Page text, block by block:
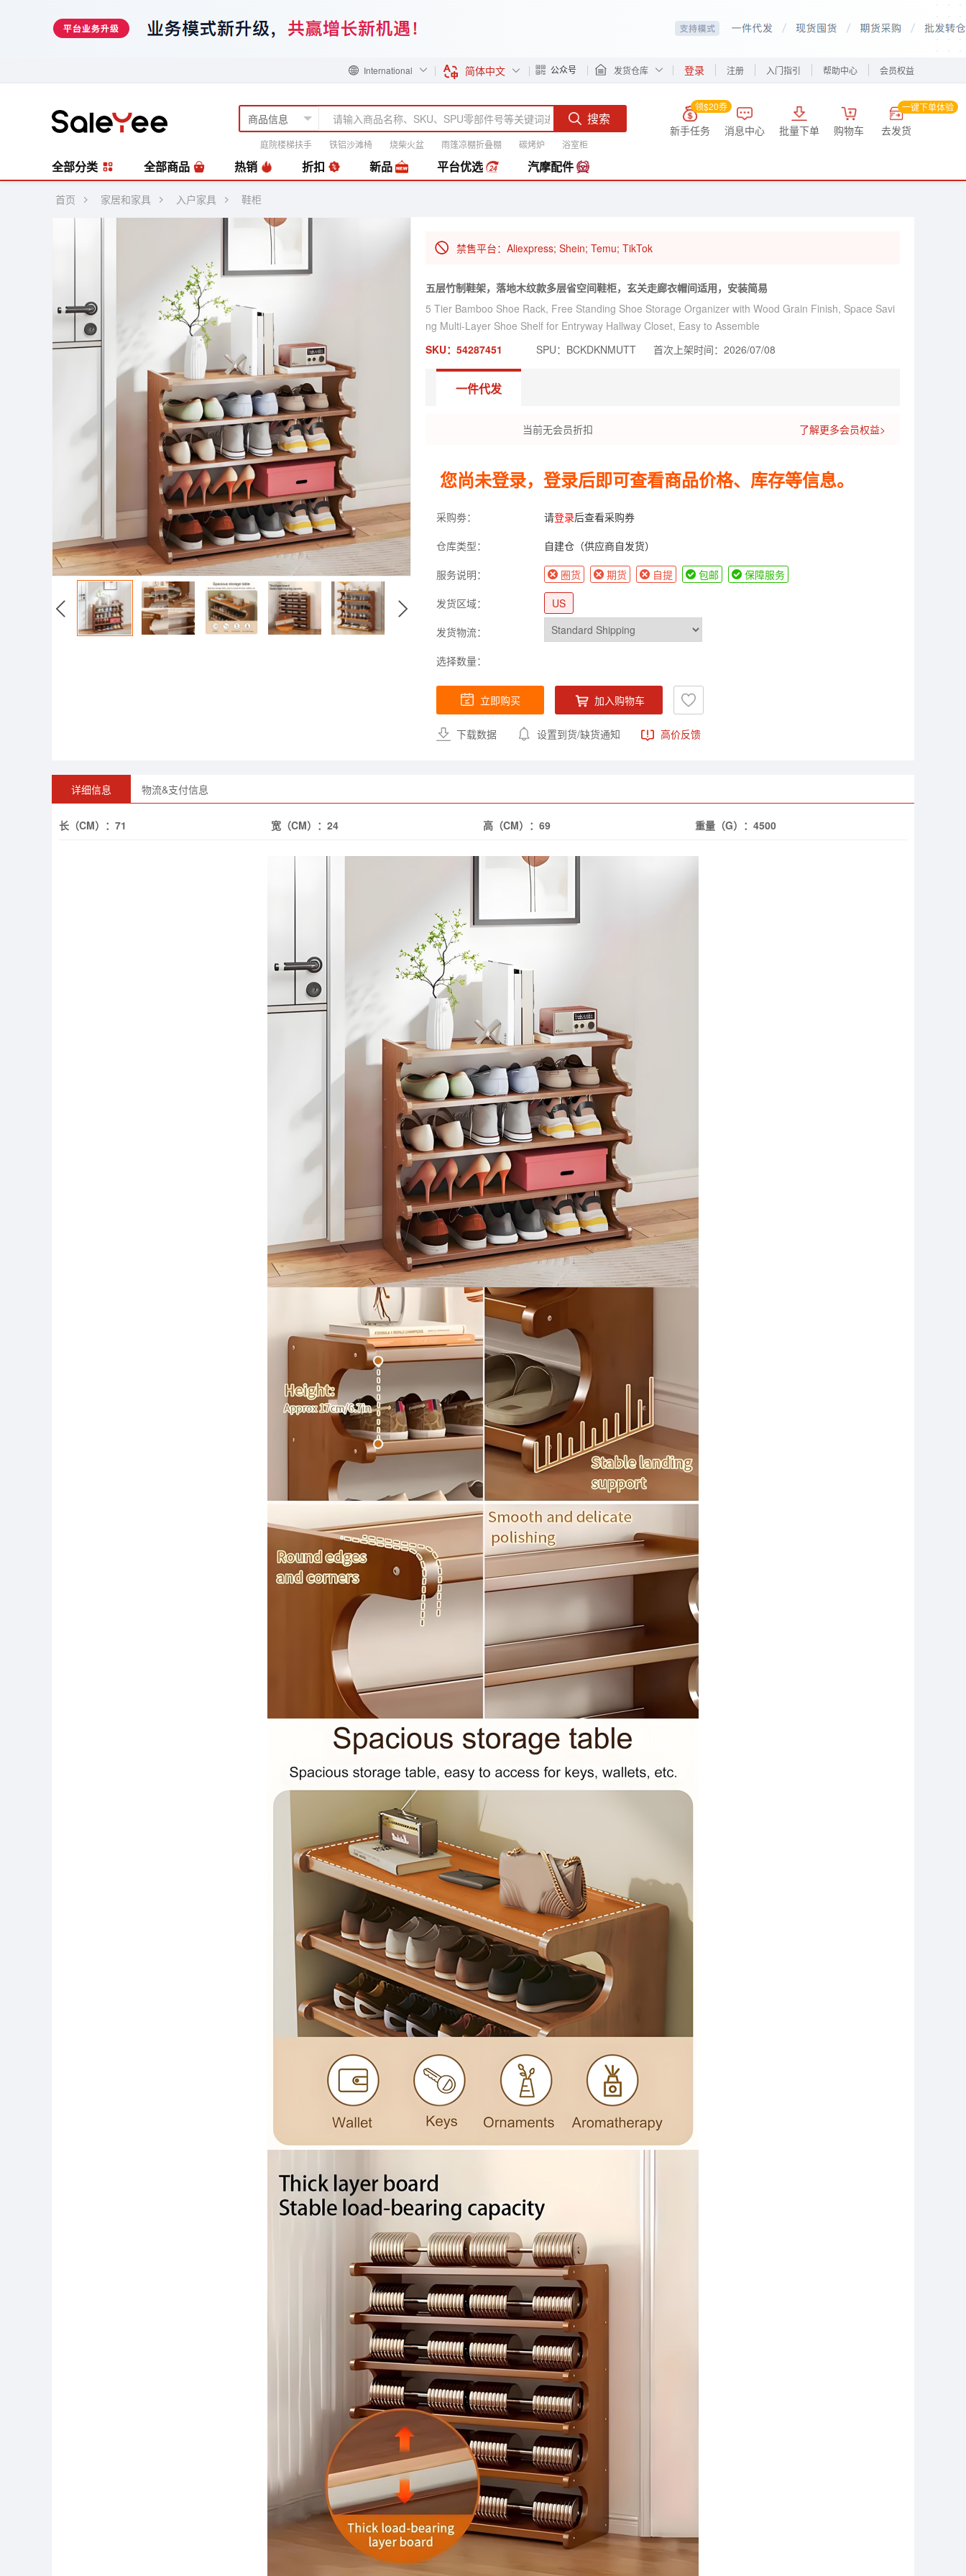
International 简体中文 公众号 发货仓库 登录 注册 入门指引 帮助中心 会员权益
搜索
庭院楼梯扶手 铁铝沙滩椅 烧柴火盆 雨篷凉棚折叠棚 碳烤炉
浴室柜
风扇
编藤套装
新手任务
领$20券
消息中心 批量下单 购物车 去发货
一键下单体验
全部分类 全部商品 热销 折扣 新品 平台优选 汽摩配件
首页 家居和家具 入户家具 鞋柜
禁售平台：Aliexpress; Shein; Temu; TikTok
五层竹制鞋架，落地木纹款多层省空间鞋柜，玄关走廊衣帽间适用，安装简易
5 Tier Bamboo Shoe Rack, Free Standing Shoe Storage Organizer with Wood Grain Finish, Space Savi
ng Multi-Layer Shoe Shelf for Entryway Hallway Closet, Easy to Assemble
SKU：54287451
SPU：BCKDKNMUTT 首次上架时间：2026/07/08
一件代发
当前无会员折扣 了解更多会员权益>
您尚未登录，登录后即可查看商品价格、库存等信息。
采购劵： 请登录后查看采购券
仓库类型：
自建仓（供应商自发货）
服务说明：
圈货 期货 自提 包邮
保障服务
发货区域：
US
发货物流：
选择数量：
立即购买 加入购物车
下载数据 设置到货/缺货通知 高价反馈
详细信息 物流&支付信息
长（CM）： 71 宽（CM）： 24 高（CM）： 69 重量（G）： 4500